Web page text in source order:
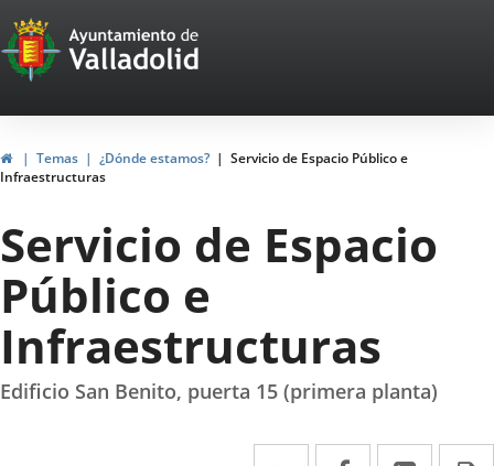
Portal
Web
del
Ayuntamiento
de
Valladolid
HomeTemas ¿Dónde estamos?
Servicio de Espacio Público e
Infraestructuras
Servicio de Espacio
Público e
Infraestructuras
Edificio San Benito, puerta 15 (primera planta)